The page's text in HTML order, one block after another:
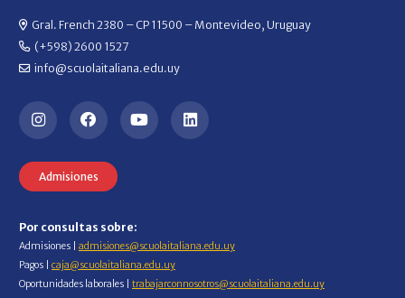
Gral. French 2380 – CP 11500 – Montevideo, Uruguay
(+598) 2600 1527
info@scuolaitaliana.edu.uy
Admisiones
Por consultas sobre:
Admisiones | admisiones@scuolaitaliana.edu.uy
Pagos | caja@scuolaitaliana.edu.uy
Oportunidades laborales | trabajarconnosotros@scuolaitaliana.edu.uy